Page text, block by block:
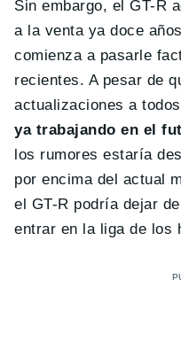
Sin embargo, el GT-R
a la venta ya doce
comienza a pasarle
recientes. A pesar de
actualizaciones a
ya trabajando en el
los rumores estaría
por encima del actual
el GT-R podría dejar
entrar en la liga de los